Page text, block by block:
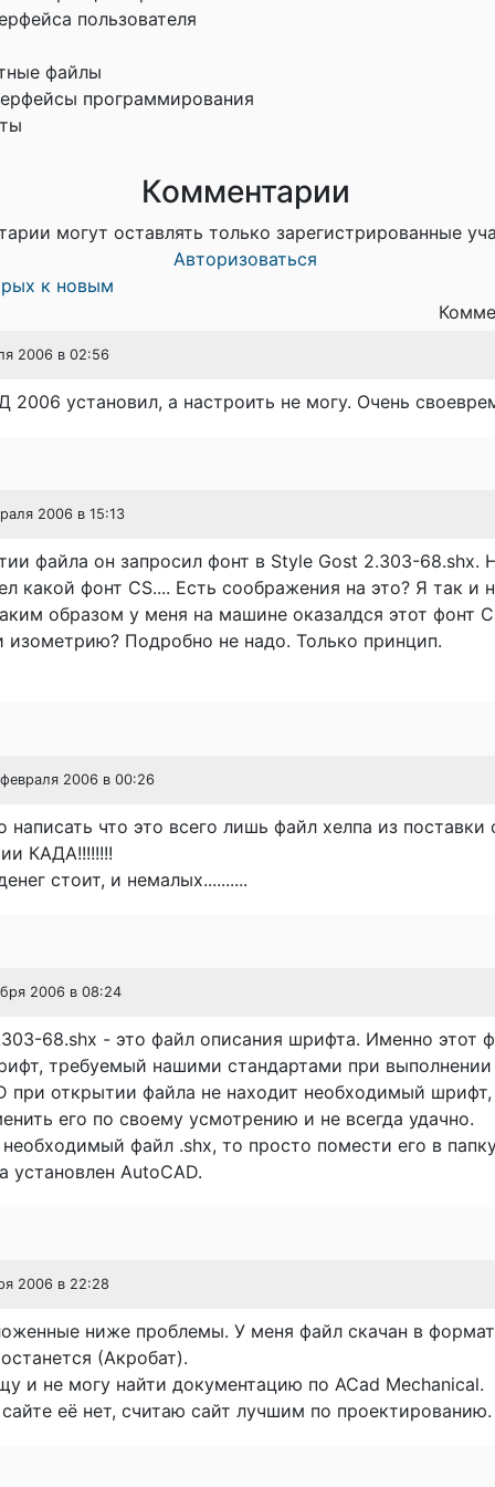
пользователя
файлы
программирования
Комментарии
могут оставлять только зарегистрированные
Авторизоваться
к новым
2006 в 02:56
2006 установил, а настроить не могу. Очень
2006 в 15:13
файла он запросил фонт в Style Gost 2.303-68.shx.
какой фонт CS.... Есть соображения на это? Я так и
образом у меня на машине оказалдся этот фонт
изометрию? Подробно не надо. Только принцип.
2006 в 00:26
написать что это всего лишь файл хелпа из
КАДА!!!!!!!!
стоит, и немалых..........
2006 в 08:24
68.shx - это файл описания шрифта. Именно этот
требуемый нашими стандартами при
при открытии файла не находит необходимый
его по своему усмотрению и не всегда удачно.
файл .shx, то просто помести его в
установлен AutoCAD.
2006 в 22:28
ниже проблемы. У меня файл скачан в
(Акробат).
и не могу найти документацию по ACad Mechanical.
её нет, считаю сайт лучшим по проектированию.